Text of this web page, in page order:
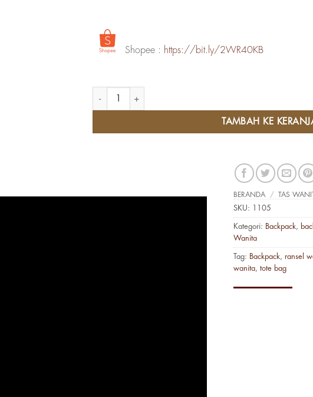
Shopee : https://bit.ly/2WR40KB
Kuantitas Tote Selempang Backpack Kulit Asli Voila Heydy
TAMBAH KE
BERANDA / TAS
SKU: 1105
Kategori: Backpack,
Wanita
Tag: Backpack, ransel
wanita, tote bag